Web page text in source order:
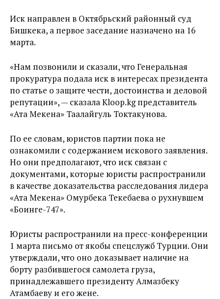
Иск направлен в Октябрьский районный суд
Бишкека, а первое заседание назначено на 16
марта.
«Нам позвонили и сказали, что Генеральная
прокуратура подала иск в интересах президента
по статье о защите чести, достоинства и деловой
репутации», — сказала Kloop.kg представитель
«Ата Мекена» Таалайгуль Токтакунова.
По ее словам, юристов партии пока не
ознакомили с содержанием искового заявления.
Но они предполагают, что иск связан с
документами, которые юристы распространили
в качестве доказательства расследования лидера
«Ата Мекена» Омурбека Текебаева о рухнувшем
«Боинге-747».
Юристы распространили на пресс-конференции
1 марта письмо от якобы спецслужб Турции. Они
утверждали, что оно доказывает наличие на
борту разбившегося самолета груза,
принадлежавшего президенту Алмазбеку
Атамбаеву и его жене.